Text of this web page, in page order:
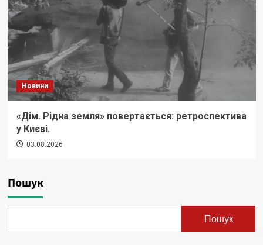
Новини
«Дім. Рідна земля» повертається: ретроспектива
у Києві.
03.08.2026
Пошук
Пошук